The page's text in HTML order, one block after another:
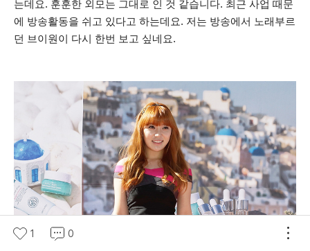
는데요. 훈훈한 외모는 그대로 인 것 같습니다. 최근 사업 때문
에 방송활동을 쉬고 있다고 하는데요. 저는 방송에서 노래부르
던 브이원이 다시 한번 보고 싶네요.
1 0